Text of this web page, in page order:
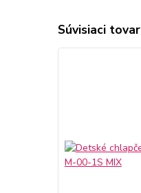
Súvisiaci tovar